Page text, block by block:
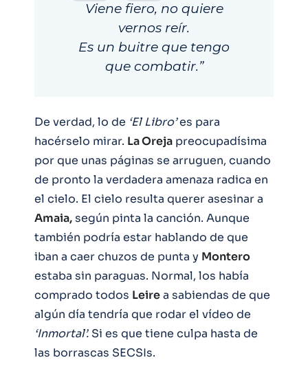
Viene fiero, no quiere
vernos reír.
Es un buitre que tengo
que combatir.”
De verdad, lo de ‘El Libro’es para
hacérselo mirar. La Oreja preocupadísima
por que unas páginas se arruguen, cuando
de pronto la verdadera amenaza radica en
el cielo. El cielo resulta querer asesinar a
Amaia,según pinta la canción. Aunque
también podría estar hablando de que
iban a caer chuzos de punta y Montero
estaba sin paraguas. Normal, los había
comprado todos Leirea sabiendas de que
algún día tendría que rodar el vídeo de
‘Inmortal’. Si es que tiene culpa hasta de
las borrascas SECSIs.